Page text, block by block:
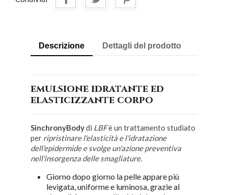
Descrizione Dettagli del prodotto
emulsione idratante ed
elasticizzante corpo
SinchronyBodydi LBFè un trattamento studiato
per ripristinare l'elasticità e l'idratazione
dell'epidermide e svolge un'azione preventiva
nell'insorgenza delle smagliature.
Giorno dopo giorno la pelle appare più
levigata, uniforme e luminosa, grazie al